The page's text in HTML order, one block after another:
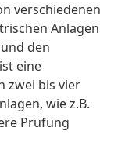
verschiedenen
Anlagen
den
eine
zwei bis vier
wie z.B.
Prüfung